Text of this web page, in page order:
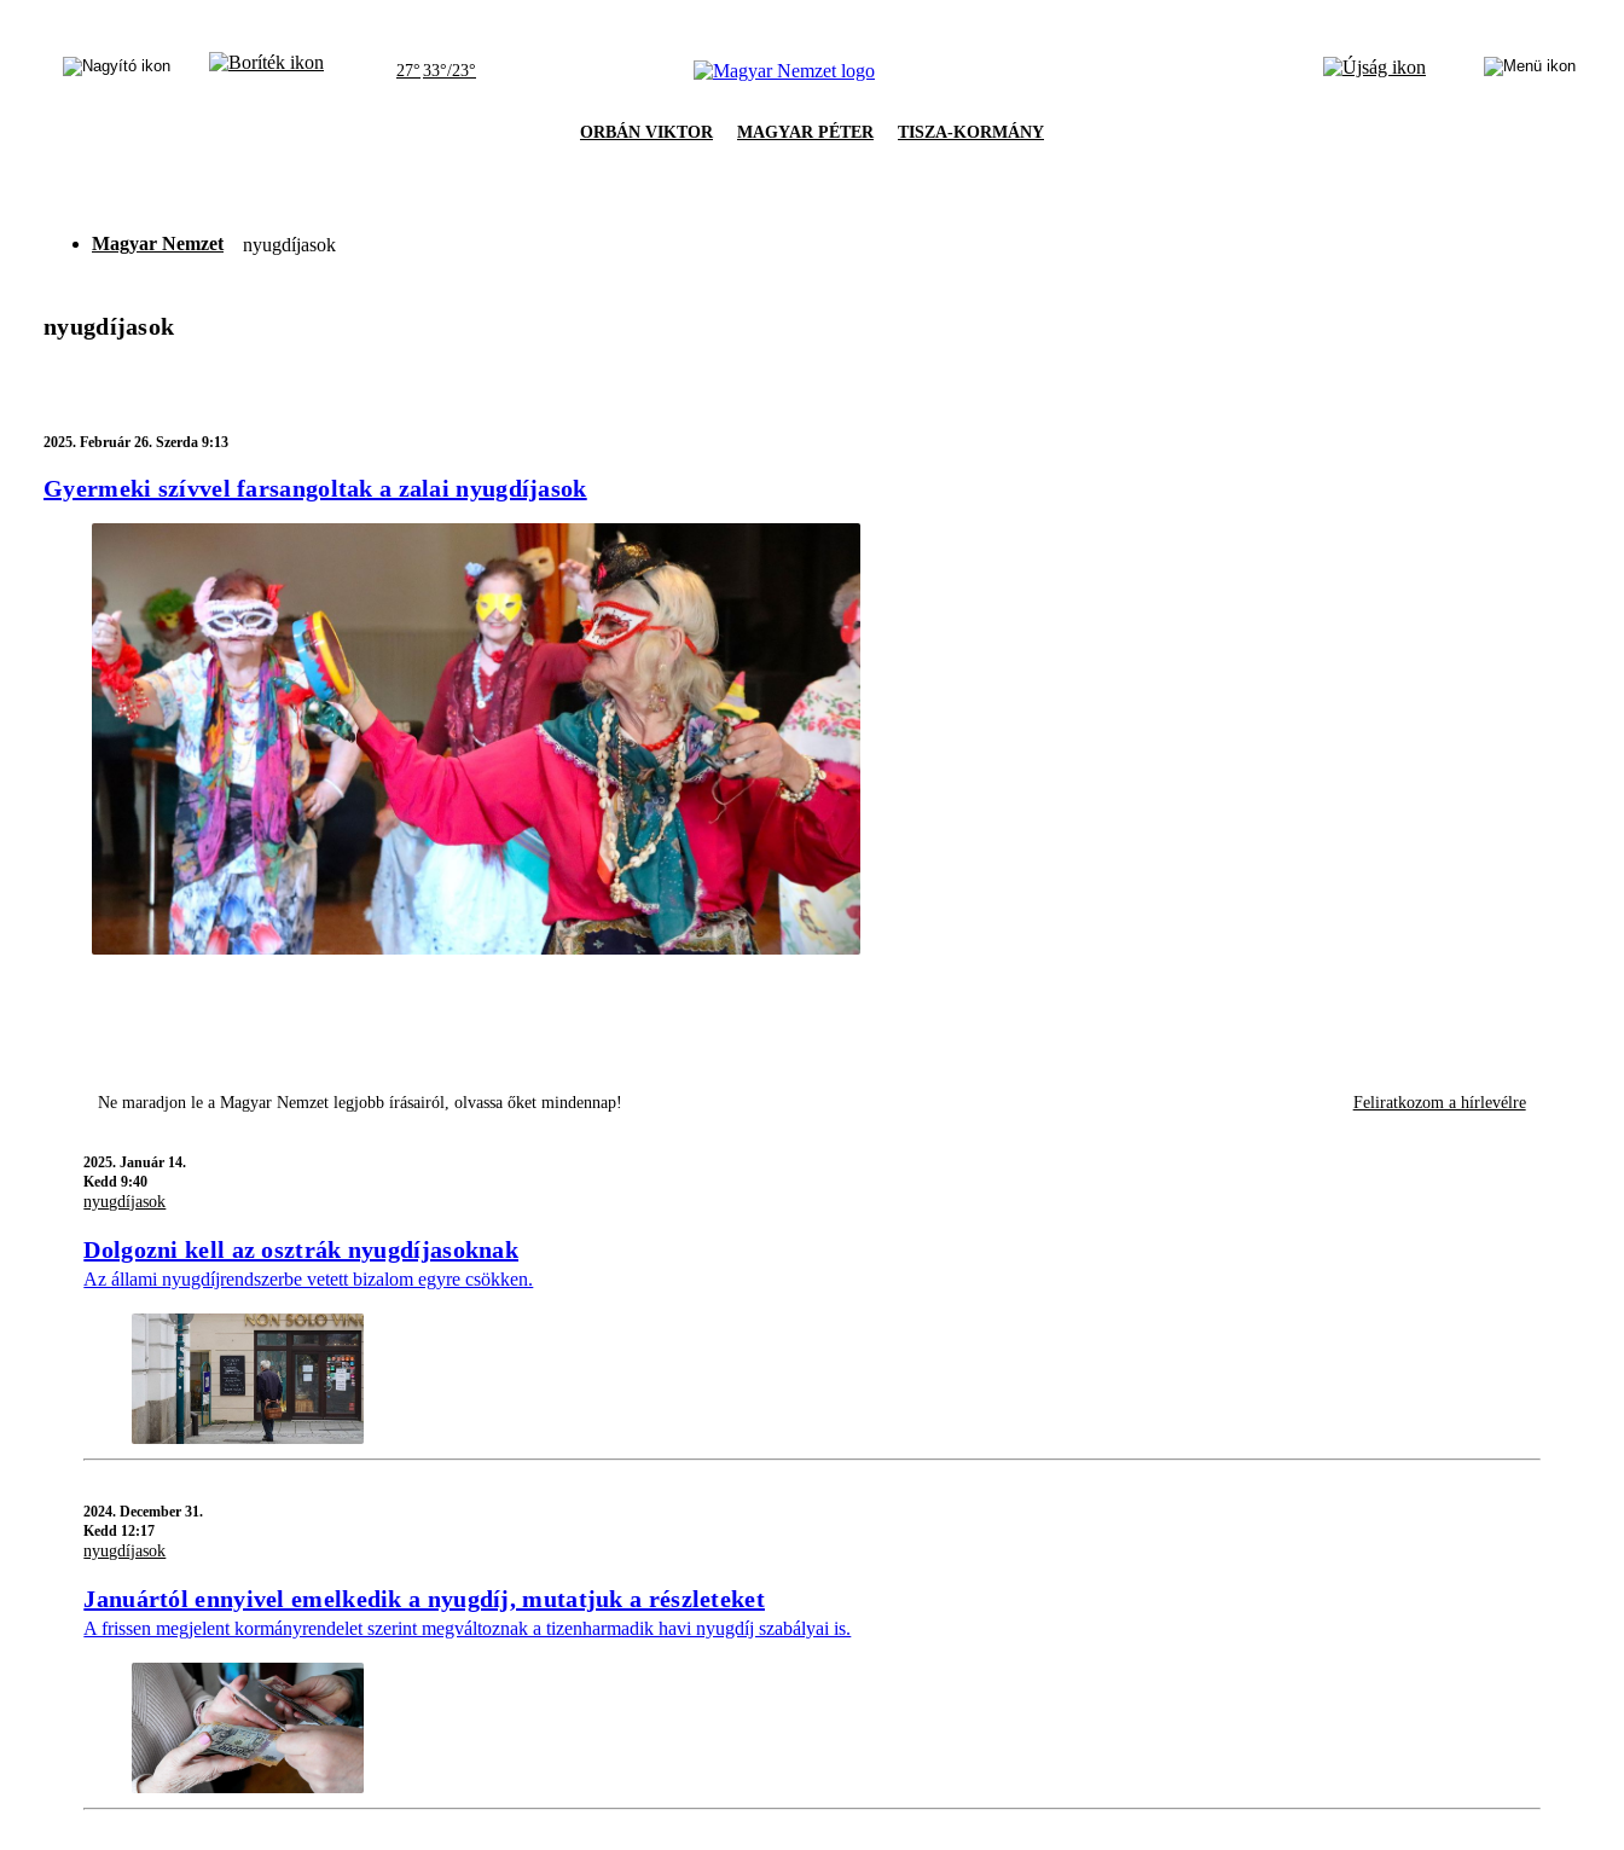
27° 33°/23°
ORBÁN VIKTOR MAGYAR PÉTER TISZA-KORMÁNY
Magyar Nemzet nyugdíjasok
nyugdíjasok
2025. Február 26. Szerda 9:13
Gyermeki szívvel farsangoltak a zalai nyugdíjasok
Ne maradjon le a Magyar Nemzet legjobb írásairól, olvassa őket mindennap! Feliratkozom a hírlevélre
2025.Január 14.
Kedd 9:40
nyugdíjasok
Dolgozni kell az osztrák nyugdíjasoknak
Az állami nyugdíjrendszerbe vetett bizalom egyre csökken.
2024.December 31.
Kedd 12:17
nyugdíjasok
Januártól ennyivel emelkedik a nyugdíj, mutatjuk a részleteket
A frissen megjelent kormányrendelet szerint megváltoznak a tizenharmadik havi nyugdíj szabályai is.